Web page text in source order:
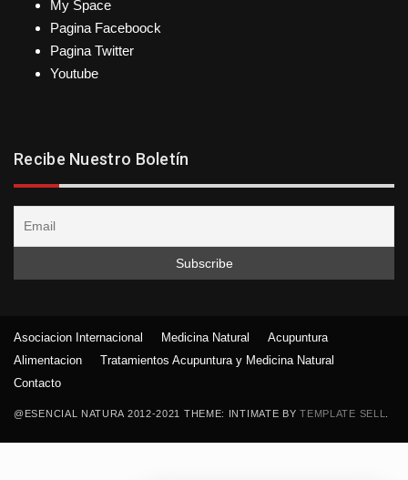
My Space
Pagina Faceboock
Pagina Twitter
Youtube
Recibe Nuestro Boletín
@ESENCIAL NATURA 2012-2021 THEME: INTIMATE BYTEMPLATE SELL
Asociacion Internacional Medicina Natural
Acupuntura
Alimentacion
Tratamientos Acupuntura y Medicina Natural
Contacto